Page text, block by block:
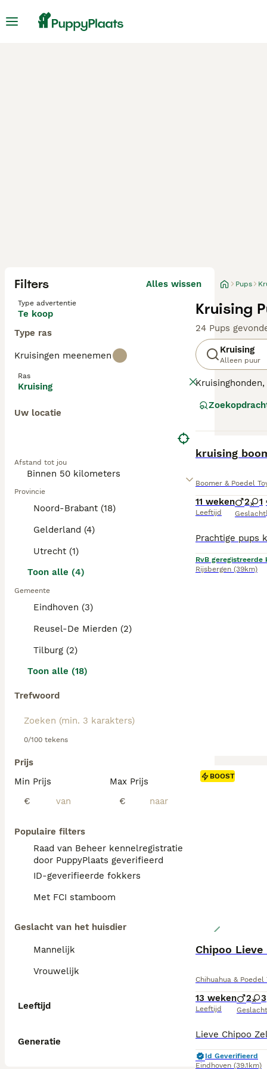
Filters Alles wissen
Type advertentie
Te koop
Type ras
Kruisingen meenemen
Ras
Kruising
Uw locatie
Afstand tot jou
Provincie
Noord-Brabant (18)
Gelderland (4)
Utrecht (1)
Toon alle (4)
Gemeente
Eindhoven (3)
Reusel-De Mierden (2)
Tilburg (2)
Toon alle (18)
Trefwoord
0/100 tekens
Prijs
Min Prijs
€
Max Prijs
€
Populaire filters
Raad van Beheer kennelregistratie
door PuppyPlaats geverifieerd
ID-geverifieerde fokkers
Met FCI stamboom
Geslacht van het huisdier
Mannelijk
Vrouwelijk
Leeftijd
Generatie
Pups
Kruising
24 Pups
Kruising
Alleen puur
vertonen,
kruisinghonden
Intelligentie en
kruising
Boomer & Poedel
11 weken
Leeftijd
2 1
Geslacht
RvB geregistreerde
Rijsbergen (39km)
BOOST
Chipoo
Chihuahua & Poedel
13 weken
Leeftijd
2 3
Geslacht
Id Geverifieerd
Eindhoven (39.1km)